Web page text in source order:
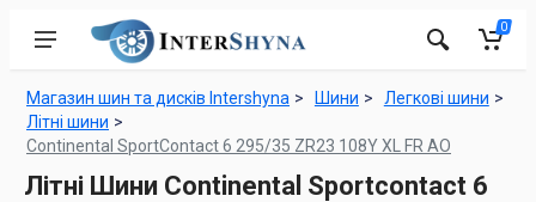
0
Магазин шин та дисків Intershyna Шини
Легкові шини
Літні шини
Continental SportContact 6 295/35 ZR23 108Y XL FR AO
Літні Шини Continental Sportcontact 6